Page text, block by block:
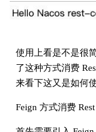
使用上看是不是很
了这种方式消费
来看下这又是如何
Feign 方式消费